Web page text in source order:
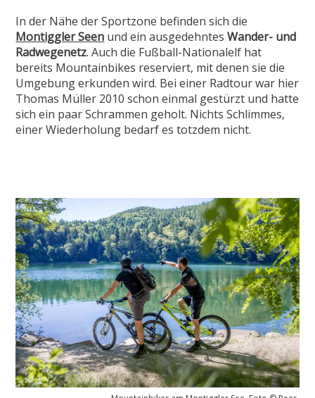
In der Nähe der Sportzone befinden sich die
Montiggler Seen und ein ausgedehntesWander- und
Radwegenetz. Auch die Fußball-Nationalelf hat
bereits Mountainbikes reserviert, mit denen sie die
Umgebung erkunden wird. Bei einer Radtour war hier
Thomas Müller 2010 schon einmal gestürzt und hatte
sich ein paar Schrammen geholt. Nichts Schlimmes,
einer Wiederholung bedarf es totzdem nicht.